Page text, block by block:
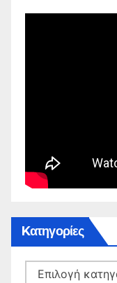
Kατηγορίες
Kατηγορίες